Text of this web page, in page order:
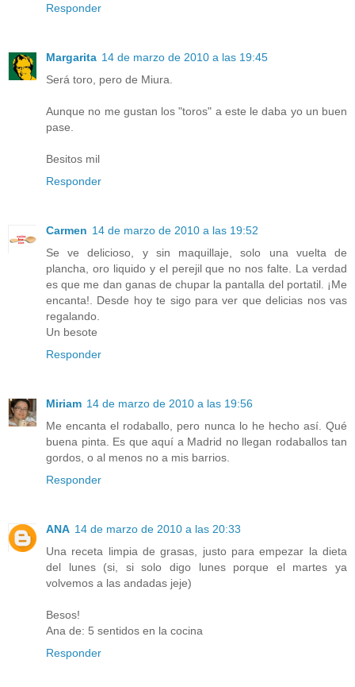
Responder
Margarita 14 de marzo de 2010 a las 19:45
Será toro, pero de Miura.
Aunque no me gustan los "toros" a este le daba yo un buen
pase.
Besitos mil
Responder
Carmen 14 de marzo de 2010 a las 19:52
Se ve delicioso, y sin maquillaje, solo una vuelta de
plancha, oro liquido y el perejil que no nos falte. La verdad
es que me dan ganas de chupar la pantalla del portatil. ¡Me
encanta!. Desde hoy te sigo para ver que delicias nos vas
regalando.
Un besote
Responder
Miriam 14 de marzo de 2010 a las 19:56
Me encanta el rodaballo, pero nunca lo he hecho así. Qué
buena pinta. Es que aquí a Madrid no llegan rodaballos tan
gordos, o al menos no a mis barrios.
Responder
ANA 14 de marzo de 2010 a las 20:33
Una receta limpia de grasas, justo para empezar la dieta
del lunes (si, si solo digo lunes porque el martes ya
volvemos a las andadas jeje)
Besos!
Ana de: 5 sentidos en la cocina
Responder